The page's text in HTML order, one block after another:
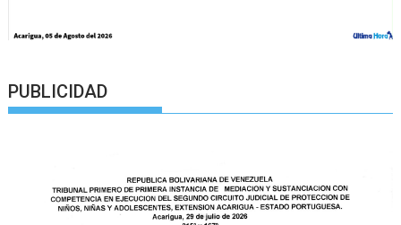
PUBLICIDAD